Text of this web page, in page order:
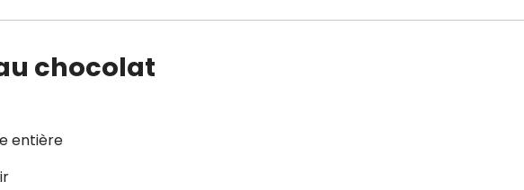
chocolat
entière